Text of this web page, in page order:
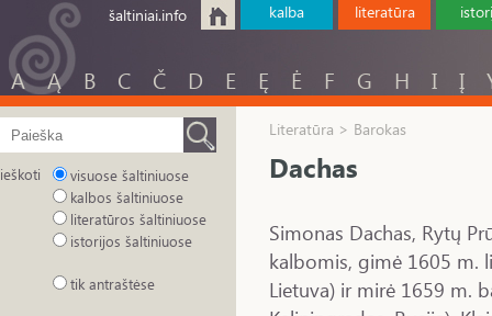
šaltiniai.info kalba literatūra
A Ą B C Č D E Ę Ė F G H I Į
ieškoti
visuose šaltiniuose
kalbos šaltiniuose
literatūros šaltiniuose
istorijos šaltiniuose
tik antraštėse
Literatūra > Barokas
Dachas
Simonas Dachas, Rytų
kalbomis, gimė 1605 m.
Lietuva) ir mirė 1659 m.